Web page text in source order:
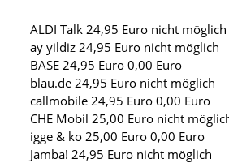
ALDI Talk 24,95 Euro nicht möglich
ay yildiz 24,95 Euro nicht möglich
BASE 24,95 Euro 0,00 Euro
blau.de 24,95 Euro nicht möglich
callmobile 24,95 Euro 0,00 Euro
CHE Mobil 25,00 Euro nicht
igge & ko 25,00 Euro 0,00 Euro
Jamba! 24,95 Euro nicht möglich